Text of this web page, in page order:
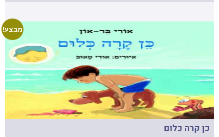
מבצע!
כן קרה כלום